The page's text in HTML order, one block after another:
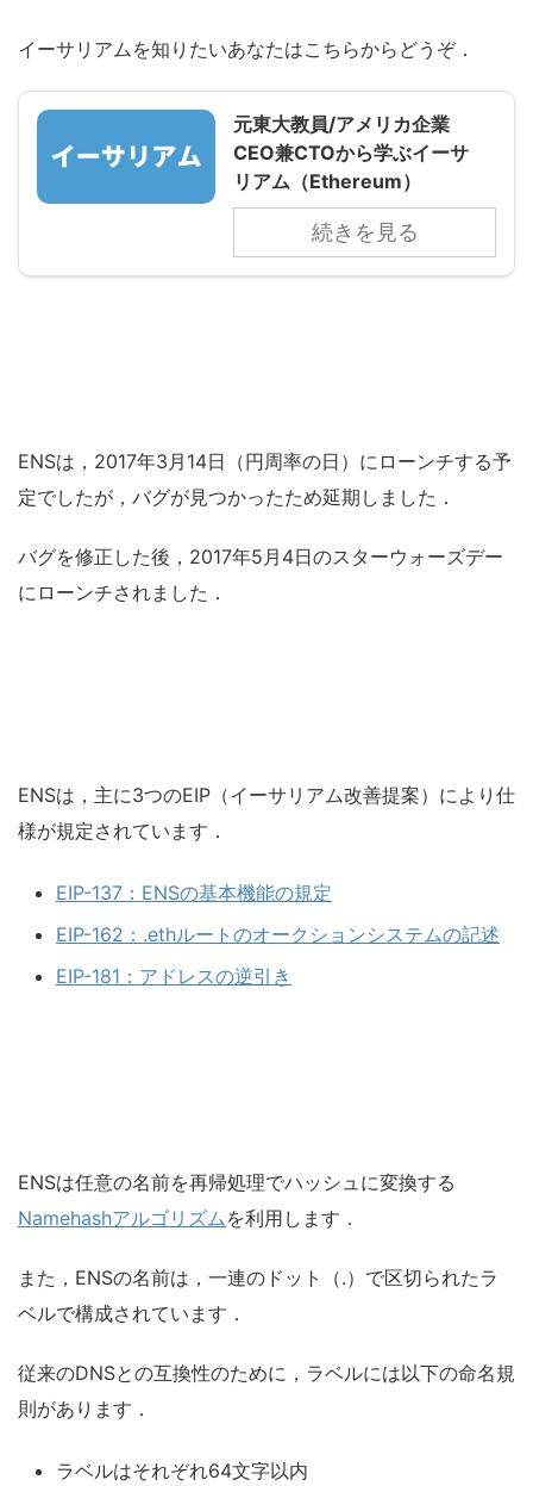
イーサリアムを知りたいあなたはこちらからどうぞ．
元東大教員/アメリカ企業
CEO兼CTOから学ぶイーサ
リアム（Ethereum）
続きを見る
ENSは，2017年3月14日（円周率の日）にローンチする予
定でしたが，バグが見つかったため延期しました．
バグを修正した後，2017年5月4日のスターウォーズデー
にローンチされました．
ENSは，主に3つのEIP（イーサリアム改善提案）により仕
様が規定されています．
EIP-137：ENSの基本機能の規定
EIP-162：.ethルートのオークションシステムの記述
EIP-181：アドレスの逆引き
ENSは任意の名前を再帰処理でハッシュに変換する
Namehashアルゴリズムを利用します．
また，ENSの名前は，一連のドット（.）で区切られたラ
ベルで構成されています．
従来のDNSとの互換性のために，ラベルには以下の命名規
則があります．
ラベルはそれぞれ64文字以内